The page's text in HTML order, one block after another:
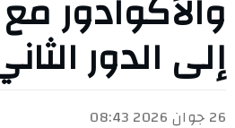
والأكوادور مع
إلى الدور
26 جوان 2026 08:43